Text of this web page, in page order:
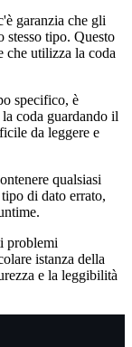
garanzia che gli
stesso tipo. Questo
che utilizza la coda
specifico, è
coda guardando il
da leggere e
qualsiasi
di dato errato,
problemi
istanza della
e la leggibilità